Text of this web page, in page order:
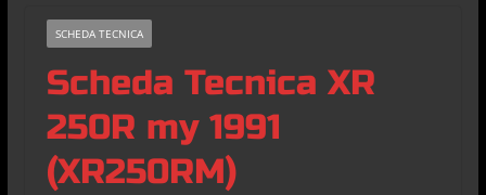
SCHEDA TECNICA
Scheda Tecnica XR
250R my 1991
(XR250RM)